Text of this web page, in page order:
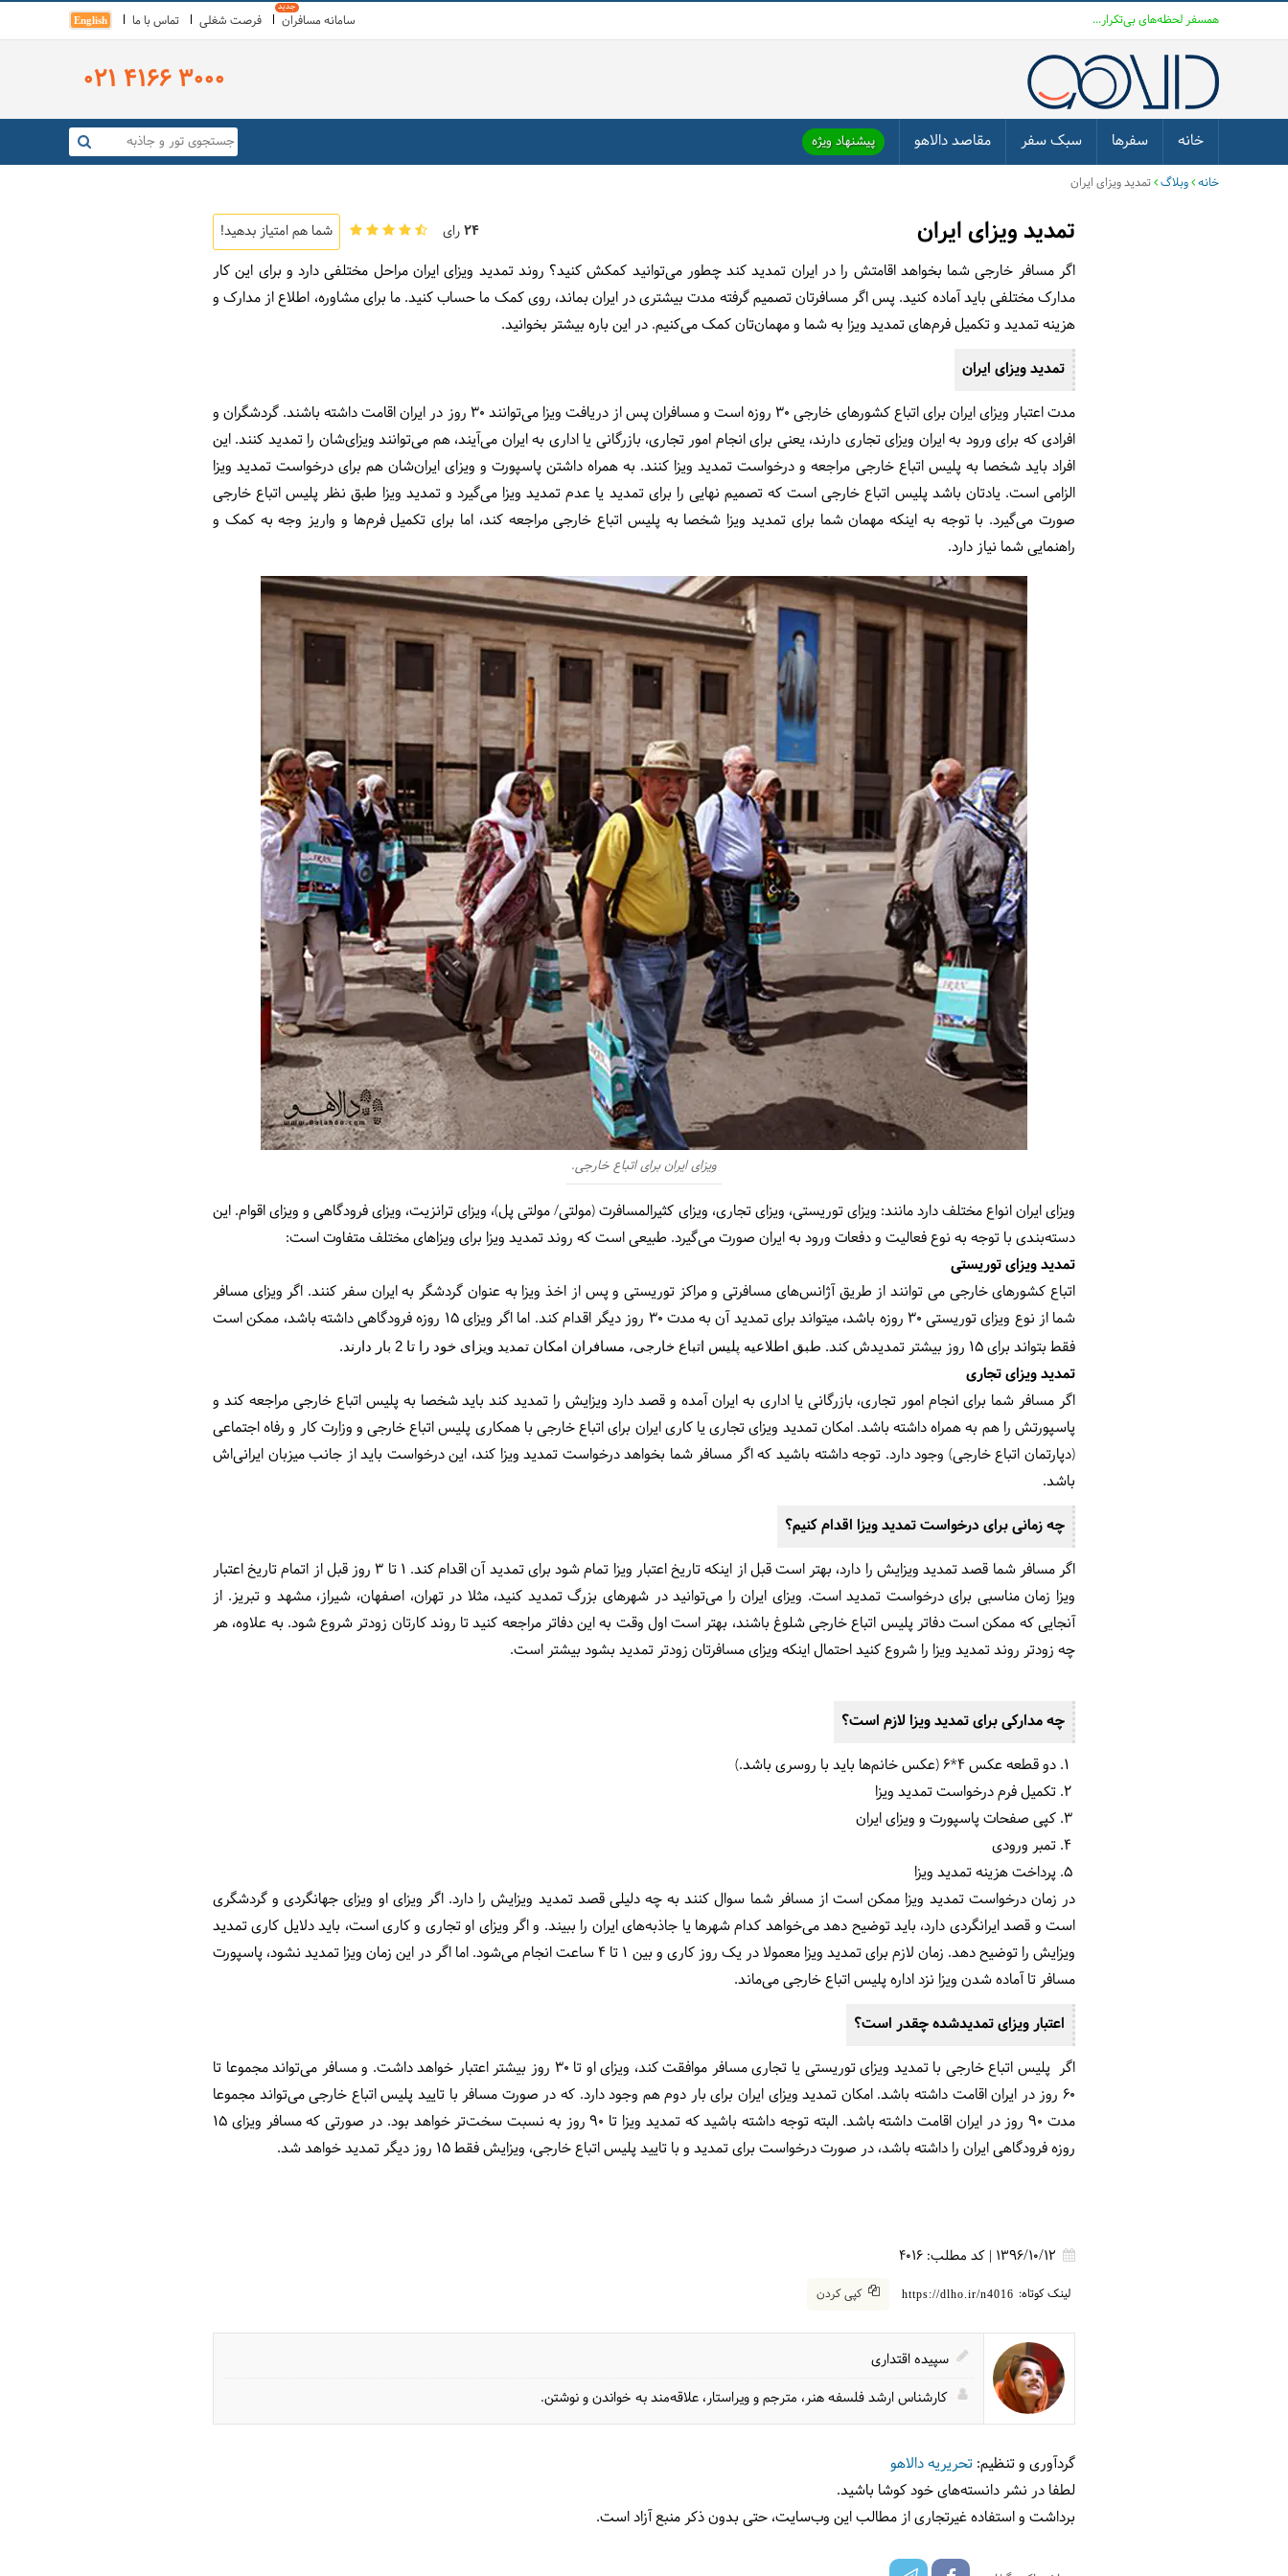
همسفر لحظه‌های بی‌تکرار... سامانه مسافران فرصت شغلی تماس با ما English
021 4166 3000
خانه سفرها سبک سفر مقاصد دالاهو پیشنهاد ویژه
خانه وبلاگ تمدید ویزای ایران
تمدید ویزای ایران 24رای شما هم امتیاز بدهید!
اگر مسافر خارجی شما بخواهد اقامتش را در ایران تمدید کند چطور می‌توانید کمکش کنید؟ روند تمدید ویزای ایران مراحل مختلفی دارد و برای این کار
مدارک مختلفی باید آماده کنید. پس اگر مسافرتان تصمیم گرفته مدت بیشتری در ایران بماند، روی کمک ما حساب کنید. ما برای مشاوره، اطلاع از مدارک و
هزینه‌ تمدید و تکمیل فرم‌های تمدید ویزا به شما و مهمان‌تان کمک می‌کنیم. در این باره بیشتر بخوانید.
تمدید ویزای ایران
مدت اعتبار ویزای ایران برای اتباع کشورهای خارجی 30 روزه است و مسافران پس از دریافت ویزا می‌توانند 30 روز در ایران اقامت داشته باشند. گردشگران و
افرادی که برای ورود به ایران ویزای تجاری دارند، یعنی برای انجام امور تجاری، بازرگانی یا اداری به ایران می‌آیند، هم می‎‌‎توانند ویزای‌شان را تمدید کنند. این
افراد باید شخصا به پلیس اتباع خارجی مراجعه و درخواست تمدید ویزا کنند. به همراه داشتن پاسپورت و ویزای ایران‌شان هم برای درخواست تمدید ویزا
الزامی است. یادتان باشد پلیس اتباع خارجی است که تصمیم نهایی را برای تمدید یا عدم تمدید ویزا می‌گیرد و تمدید ویزا طبق نظر پلیس اتباع خارجی
صورت می‌گیرد. با توجه به اینکه مهمان شما برای تمدید ویزا شخصا به پلیس اتباع خارجی مراجعه کند، اما برای تکمیل فرم‌ها و واریز وجه به کمک و
راهنمایی شما نیاز دارد.
ویزای ایران برای اتباع خارجی.
ویزای ایران انواع مختلف دارد مانند: ویزای توریستی، ویزای تجاری، ویزای کثیرالمسافرت (مولتی/ مولتی پل)، ویزای ترانزیت، ویزای فرودگاهی و ویزای اقوام. این
دسته‌بندی با توجه به نوع فعالیت و دفعات ورود به ایران صورت می‌گیرد. طبیعی است که روند تمدید ویزا برای ویزاهای مختلف متفاوت است:
تمدید ویزای توریستی
اتباع کشورهای خارجی می توانند از طریق آژانس‌های مسافرتی و مراکز توریستی و پس از اخذ ویزا به عنوان گردشگر به ایران سفر کنند. اگر ویزای مسافر
شما از نوع ویزای توریستی 30 روزه باشد، می‎تواند برای تمدید آن به مدت 30 روز دیگر اقدام کند. اما اگر ویزای 15 روزه فرودگاهی داشته باشد، ممکن است
فقط بتواند برای 15 روز بیشتر تمدیدش کند.
طبق اطلاعیه پلیس اتباع خارجی، مسافران امکان تمدید ویزای خود را تا 2 بار دارند.
تمدید ویزای تجاری
اگر مسافر شما برای انجام امور تجاری، بازرگانی یا اداری به ایران آمده و قصد دارد ویزایش را تمدید کند باید شخصا به پلیس اتباع خارجی مراجعه کند و
پاسپورتش را هم به همراه داشته باشد. امکان تمدید ویزای تجاری یا کاری ایران برای اتباع خارجی با همکاری پلیس اتباع خارجی و وزارت کار و رفاه اجتماعی
(دپارتمان اتباع خارجی) وجود دارد. توجه داشته باشید که اگر مسافر شما بخواهد درخواست تمدید ویزا کند، این درخواست باید از جانب میزبان ایرانی‌اش
باشد.
چه زمانی برای درخواست تمدید ویزا اقدام کنیم؟
اگر مسافر شما قصد تمدید ویزایش را دارد، بهتر است قبل از اینکه تاریخ اعتبار ویزا تمام شود برای تمدید آن اقدام کند. 1 تا 3 روز قبل از اتمام تاریخ اعتبار
ویزا زمان مناسبی برای درخواست تمدید است. ویزای ایران را می‌توانید در شهرهای بزرگ تمدید کنید، مثلا در تهران، اصفهان، شیراز، مشهد و تبریز. از
آنجایی که ممکن است دفاتر پلیس اتباع خارجی شلوغ باشند، بهتر است اول وقت به این دفاتر مراجعه کنید تا روند کارتان زودتر شروع شود. به علاوه، هر
چه زودتر روند تمدید ویزا را شروع کنید احتمال اینکه ویزای مسافرتان زودتر تمدید بشود بیشتر است.
چه مدارکی برای تمدید ویزا لازم است؟
دو قطعه عکس 4*6 (عکس خانم‌ها باید با روسری باشد.)
تکمیل فرم درخواست تمدید ویزا
کپی صفحات پاسپورت و ویزای ایران
تمبر ورودی
پرداخت هزینه تمدید ویزا
در زمان درخواست تمدید ویزا ممکن است از مسافر شما سوال کنند به چه دلیلی قصد تمدید ویزایش را دارد. اگر ویزای او ویزای جهانگردی و گردشگری
است و قصد ایرانگردی دارد، باید توضیح دهد می‌خواهد کدام شهرها یا جاذبه‌های ایران را ببیند. و اگر ویزای او تجاری و کاری است، باید دلایل کاری تمدید
ویزایش را توضیح دهد. زمان لازم برای تمدید ویزا معمولا در یک روز کاری و بین 1 تا 4 ساعت انجام می‌شود. اما اگر در این زمان ویزا تمدید نشود، پاسپورت
مسافر تا آماده شدن ویزا نزد اداره پلیس اتباع خارجی می‌ماند.
اعتبار ویزای تمدیدشده چقدر است؟
اگر پلیس اتباع خارجی با تمدید ویزای توریستی یا تجاری مسافر موافقت کند، ویزای او تا 30 روز بیشتر اعتبار خواهد داشت. و مسافر می‌تواند مجموعا تا
60 روز در ایران اقامت داشته باشد. امکان تمدید ویزای ایران برای بار دوم هم وجود دارد. که در صورت مسافر با تایید پلیس اتباع خارجی می‌تواند مجموعا
مدت 90 روز در ایران اقامت داشته باشد. البته توجه داشته باشید که تمدید ویزا تا 90 روز به نسبت سخت‌تر خواهد بود.
در صورتی که مسافر ویزای 15
روزه فرودگاهی ایران را داشته باشد، در صورت درخواست برای تمدید و با تایید پلیس اتباع خارجی، ویزایش فقط 15 روز دیگر تمدید خواهد شد.
1396/10/12
| کد مطلب: 4016
لینک کوتاه: https://dlho.ir/n4016 کپی کردن
سپیده اقتداری
کارشناس ارشد فلسفه هنر، مترجم و ویراستار، علاقه‌مند به خواندن و نوشتن.
گردآوری و تنظیم: تحریریه دالاهو
لطفا در نشر دانسته‌های خود کوشا باشید.
برداشت و استفاده غیرتجاری از مطالب این وب‌سایت، حتی بدون ذکر منبع آزاد است.